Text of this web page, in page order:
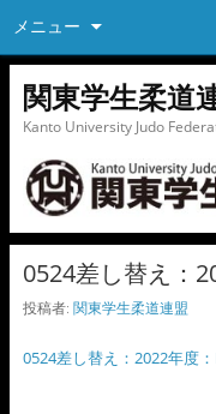
メニュー
関東学生柔道
Kanto University Judo
0524差し替え：
投稿者: 関東学生柔道連盟
0524差し替え：2022年度